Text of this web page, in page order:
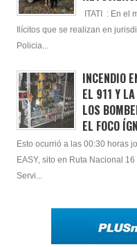
ITATI : En el
Ilícitos que se realizan en
Policia...
INCENDIO
EL 911 Y
LOS
EL FOCO
Esto ocurrió a las 00:30 horas
EASY, sito en Ruta Nacional
Servi...